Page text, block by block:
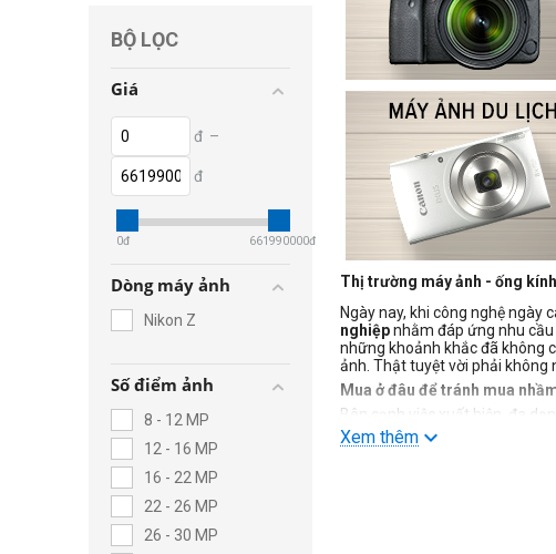
BỘ LỌC
Giá
đ –
đ
0đ 661990000đ
Dòng máy ảnh
Nikon Z
Số điểm ảnh
8 - 12 MP
12 - 16 MP
16 - 22 MP
22 - 26 MP
26 - 30 MP
Thị trường máy ảnh - ống
Ngày nay, khi công nghệ ngày
nghiệpnhằm đáp ứng nhu
những khoảnh khắc đã không
ảnh. Thật tuyệt vời phải không
Mua ở đâu để tránh mua
Bên cạnh việc xuất hiện, đa
lượng, phù hợp với nhu cầu sử
Xem thêm